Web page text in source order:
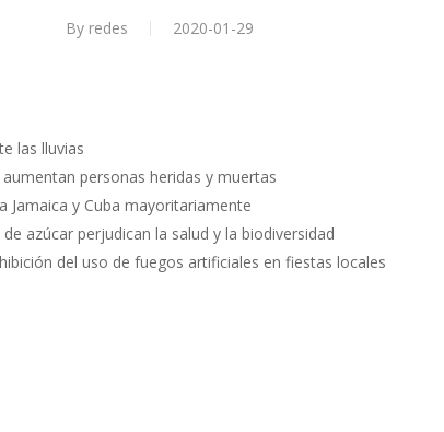
By redes 2020-01-29
las lluvias
personas heridas y muertas
Jamaica y Cuba mayoritariamente
azúcar perjudican la salud y la biodiversidad
del uso de fuegos artificiales en fiestas locales